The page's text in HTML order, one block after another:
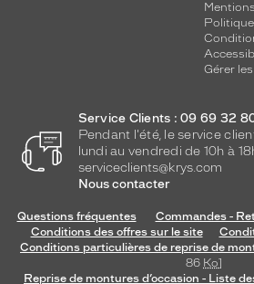
Gérer
Service Clients : 09 69 32
Pendant l'été, le service
lundi au vendredi de 10h à
serviceclients@krys.com
Nous contacter
Questions fréquentes
Commandes -
Conditions des offres sur le site
Conditions particulières de reprise de
86 Ko]
Reprise de montures d’occasion - Liste